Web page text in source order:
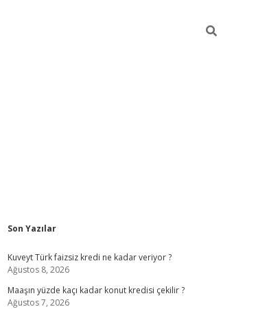
Sidebar
Son Yazılar
Kuveyt Türk faizsiz kredi ne kadar veriyor ?
Ağustos 8, 2026
Maaşın yüzde kaçı kadar konut kredisi çekilir ?
Ağustos 7, 2026